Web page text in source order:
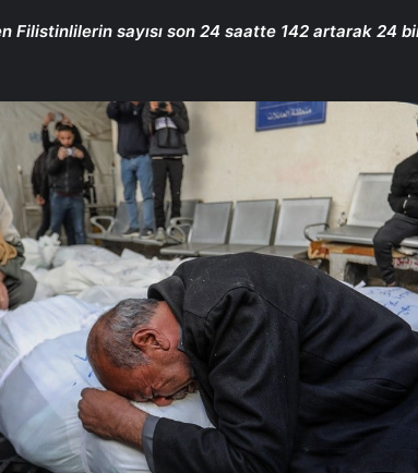
Filistinlilerin sayısı son 24 saatte 142 artarak 24